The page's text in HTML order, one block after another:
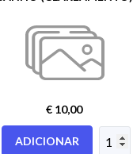
€ 10,00
ADICIONAR